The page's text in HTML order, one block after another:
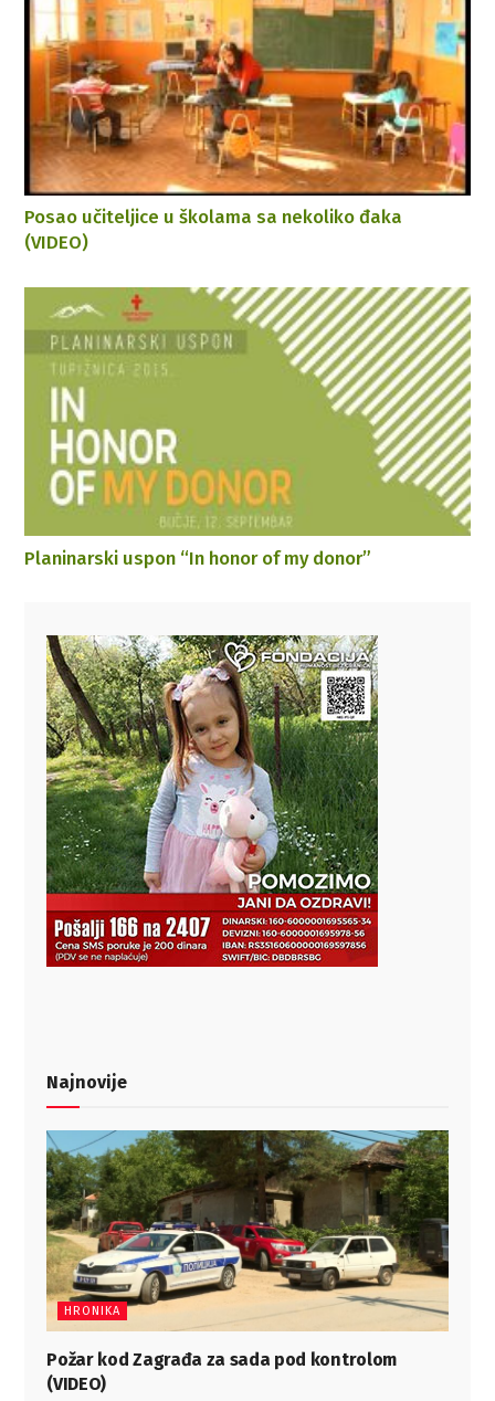
Posao učiteljice u školama sa nekoliko đaka
(VIDEO)
Planinarski uspon “In honor of my donor”
Najnovije
HRONIKA
Požar kod Zagrađa za sada pod kontrolom
(VIDEO)